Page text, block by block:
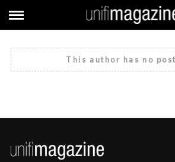
This author has no